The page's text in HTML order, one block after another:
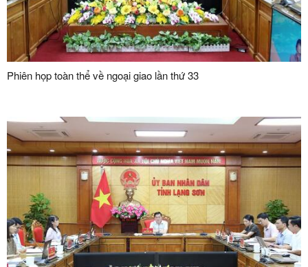
Phiên họp toàn thể về ngoại giao lần thứ 33